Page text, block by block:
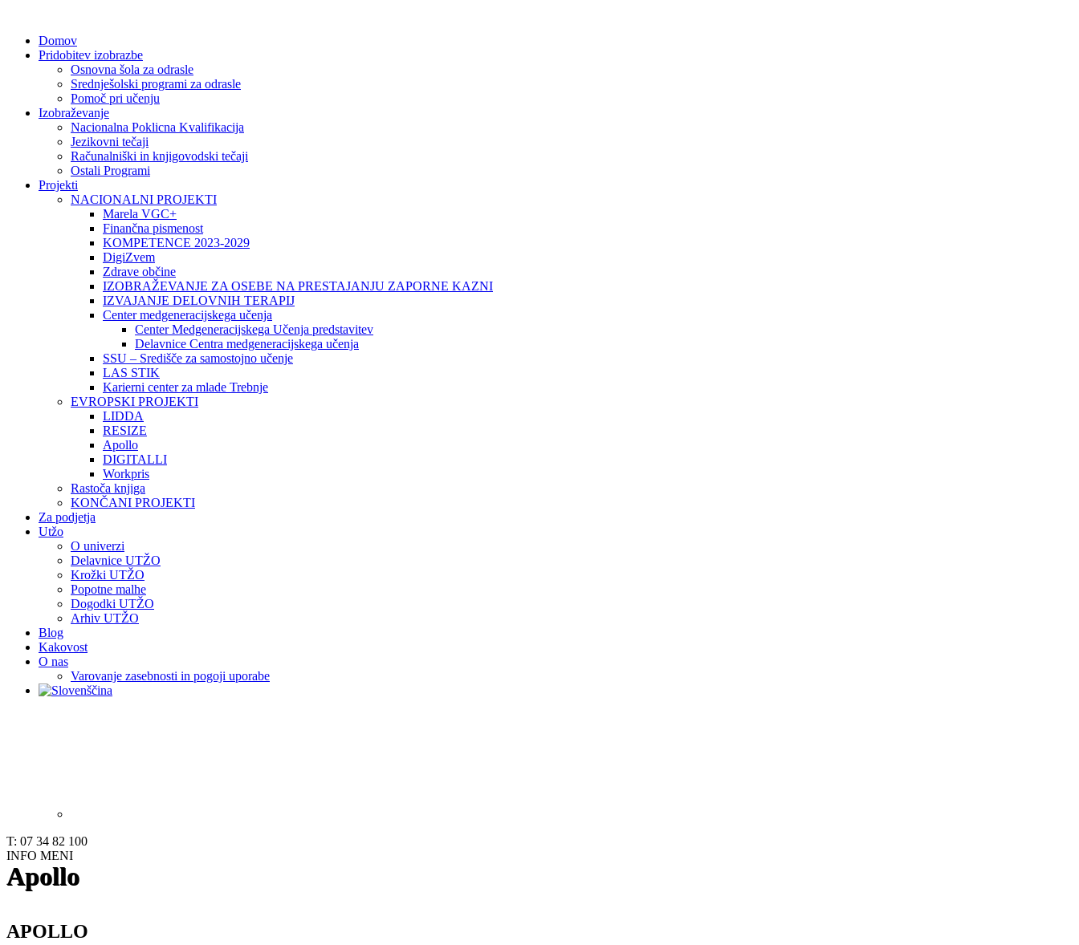
Domov
Pridobitev izobrazbe
Osnovna šola za odrasle
Srednješolski programi za odrasle
Pomoč pri učenju
Izobraževanje
Nacionalna Poklicna Kvalifikacija
Jezikovni tečaji
Računalniški in knjigovodski tečaji
Ostali Programi
Projekti
NACIONALNI PROJEKTI
Marela VGC+
Finančna pismenost
KOMPETENCE 2023-2029
DigiZvem
Zdrave občine
IZOBRAŽEVANJE ZA OSEBE NA PRESTAJANJU ZAPORNE KAZNI
IZVAJANJE DELOVNIH TERAPIJ
Center medgeneracijskega učenja
Center Medgeneracijskega Učenja predstavitev
Delavnice Centra medgeneracijskega učenja
SSU – Središče za samostojno učenje
LAS STIK
Karierni center za mlade Trebnje
EVROPSKI PROJEKTI
LIDDA
RESIZE
Apollo
DIGITALLI
Workpris
Rastoča knjiga
KONČANI PROJEKTI
Za podjetja
Utžo
O univerzi
Delavnice UTŽO
Krožki UTŽO
Popotne malhe
Dogodki UTŽO
Arhiv UTŽO
Blog
Kakovost
O nas
Varovanje zasebnosti in pogoji uporabe
T: 07 34 82 100
INFO MENI
Apollo
APOLLO